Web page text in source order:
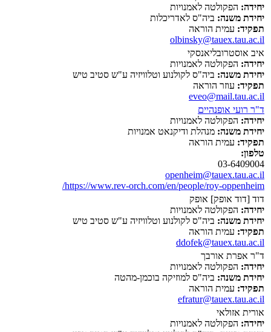
יחידה: הפקולטה לאמנויות
יחידת משנה: ביה"ס לאדריכלות
תפקיד: עמית הוראה
olbinsky@tauex.tau.ac.il
איב אוסטרובליאנסקי
יחידה: הפקולטה לאמנויות
יחידת משנה: ביה"ס לקולנוע וטלוויזיה ע"ש סטיב טיש
תפקיד: עוזר הוראה
eveo@mail.tau.ac.il
ד"ר רועי אופנהיים
יחידה: הפקולטה לאמנויות
יחידת משנה: מנהלת ודיקנאט אמנויות
תפקיד: עמית הוראה
טלפון:
03-6409004
openheim@tauex.tau.ac.il
https://www.rev-orch.com/en/people/roy-oppenheim/
דוד [דוד אופק] אופק
יחידה: הפקולטה לאמנויות
יחידת משנה: ביה"ס לקולנוע וטלוויזיה ע"ש סטיב טיש
תפקיד: עמית הוראה
ddofek@tauex.tau.ac.il
ד"ר אפרת אורבך
יחידה: הפקולטה לאמנויות
יחידת משנה: ביה"ס למוזיקה בוכמן-מהטה
תפקיד: עמית הוראה
efratur@tauex.tau.ac.il
אורית אזולאי
יחידה: הפקולטה לאמנויות